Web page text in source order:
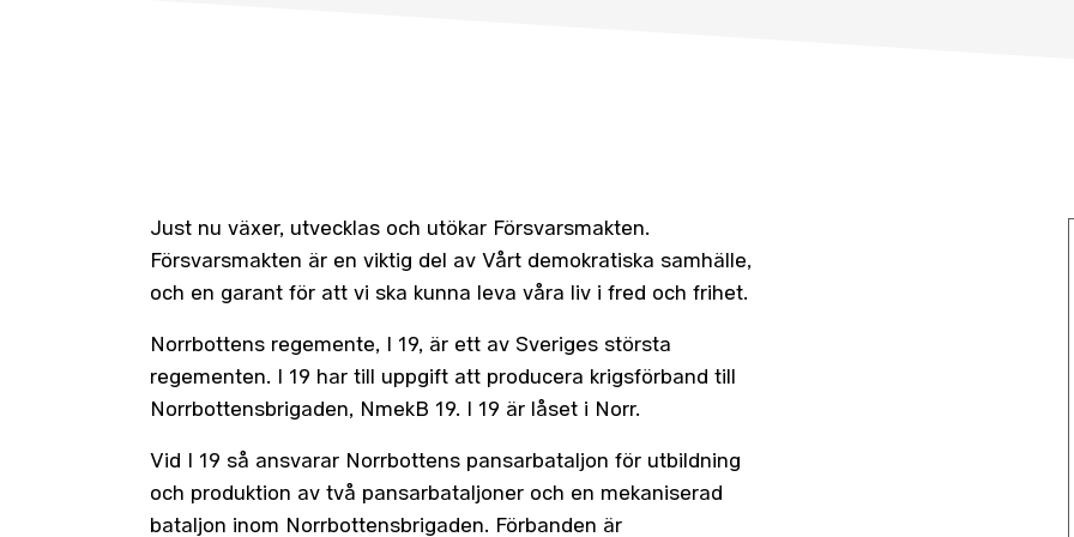
Just nu växer, utvecklas och utökar Försvarsmakten.
Försvarsmakten är en viktig del av Vårt demokratiska samhälle,
och en garant för att vi ska kunna leva våra liv i fred och frihet.
Norrbottens regemente, I 19, är ett av Sveriges största
regementen. I 19 har till uppgift att producera krigsförband till
Norrbottensbrigaden, NmekB 19. I 19 är låset i Norr.
Vid I 19 så ansvarar Norrbottens pansarbataljon för utbildning
och produktion av två pansarbataljoner och en mekaniserad
bataljon inom Norrbottensbrigaden. Förbanden är